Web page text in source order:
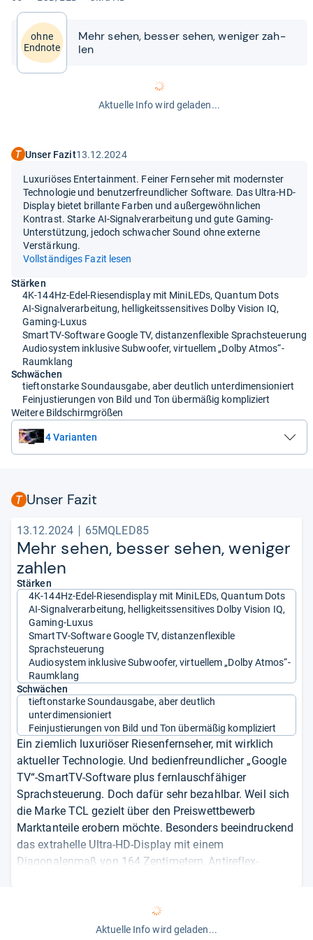
ohne
Endnote
Mehr sehen, bes­ser sehen, weni­ger zah­
len
Aktuelle Info wird geladen...
Unser Fazit13.12.2024
Luxuriöses Entertainment. Feiner Fernseher mit modernster
Technologie und benutzerfreundlicher Software. Das Ultra-HD-
Display bietet brillante Farben und außergewöhnlichen
Kontrast. Starke AI-Signalverarbeitung und gute Gaming-
Unterstützung, jedoch schwacher Sound ohne externe
Verstärkung.
Vollständiges Fazit lesen
Stärken
4K-144Hz-Edel-Riesendisplay mit MiniLEDs, Quantum Dots
AI-Signalverarbeitung, helligkeitssensitives Dolby Vision IQ,
Gaming-Luxus
SmartTV-Software Google TV, distanzenflexible Sprachsteuerung
Audiosystem inklusive Subwoofer, virtuellem „Dolby Atmos“-
Raumklang
Schwächen
tieftonstarke Soundausgabe, aber deutlich unterdimensioniert
Feinjustierungen von Bild und Ton übermäßig kompliziert
Weitere Bildschirmgrößen
4 Varianten
Unser Fazit
13.12.2024 65MQLED85
Mehr sehen, bes­ser sehen, weni­ger
zah­len
Stärken
4K-144Hz-Edel-Riesendisplay mit MiniLEDs, Quantum Dots
AI-Signalverarbeitung, helligkeitssensitives Dolby Vision IQ,
Gaming-Luxus
SmartTV-Software Google TV, distanzenflexible
Sprachsteuerung
Audiosystem inklusive Subwoofer, virtuellem „Dolby Atmos“-
Raumklang
Schwächen
tieftonstarke Soundausgabe, aber deutlich
unterdimensioniert
Feinjustierungen von Bild und Ton übermäßig kompliziert
Ein ziemlich luxuriöser Riesenfernseher, mit wirklich
aktueller Technologie. Und bedienfreundlicher „Google
TV“-SmartTV-Software plus fernlauschfähiger
Sprachsteuerung. Doch dafür sehr bezahlbar. Weil sich
die Marke TCL gezielt über den Preiswettbewerb
Marktanteile erobern möchte. Besonders beeindruckend
das extrahelle Ultra-HD-Display mit einem
Diagonalenmaß von 164 Zentimetern, Antireflex-
ansteuerungspräziser MiniLEDs und von „Quantum
Dots“. Resultat? Außergewöhnliche
Aktuelle Info wird geladen...